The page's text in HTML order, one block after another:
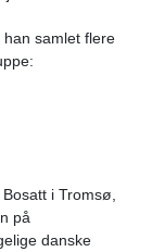
samlet flere
i Tromsø,
på
danske